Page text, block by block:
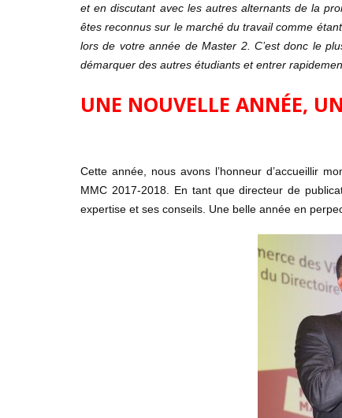
et en discutant avec les autres alternants de la
êtes reconnus sur le marché du travail comme
lors de votre année de Master 2. C’est donc le
démarquer des autres étudiants et entrer
UNE NOUVELLE ANNÉE,
Cette année, nous avons l’honneur d’accueillir
MMC 2017-2018. En tant que directeur de
expertise et ses conseils. Une belle année en